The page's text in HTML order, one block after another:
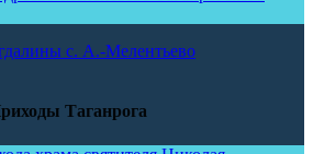
с. А.-Мелентьево
Таганрога